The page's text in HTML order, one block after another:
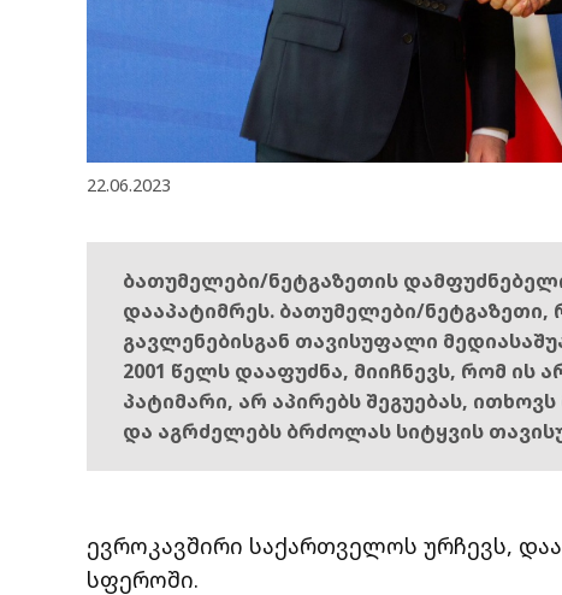
22.06.2023
ბათუმელები/ნეტგაზეთის
დააპატიმრეს. ბათუმელები/
გავლენებისგან თავისუფალი
2001 წელს დააფუძნა, მიიჩნევს, რომ ის
პატიმარი, არ აპირებს შეგუებას,
და აგრძელებს ბრძოლას სიტყვის
ევროკავშირი საქართველოს ურჩევს,
სფეროში.